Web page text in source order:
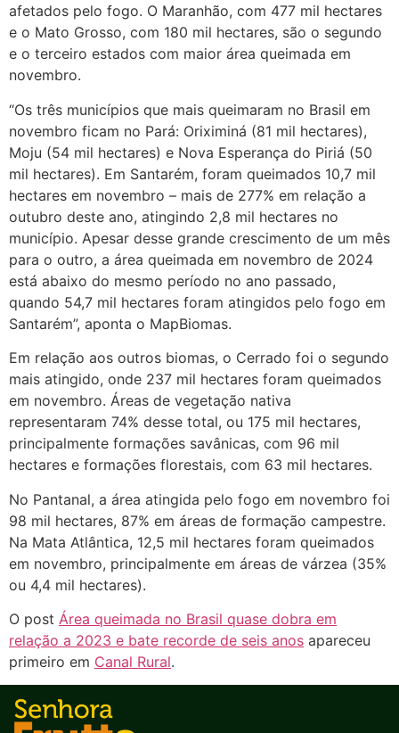
afetados pelo fogo. O Maranhão, com 477 mil hectares
e o Mato Grosso, com 180 mil hectares, são o segundo
e o terceiro estados com maior área queimada em
novembro.
“Os três municípios que mais queimaram no Brasil em
novembro ficam no Pará: Oriximiná (81 mil hectares),
Moju (54 mil hectares) e Nova Esperança do Piriá (50
mil hectares). Em Santarém, foram queimados 10,7 mil
hectares em novembro – mais de 277% em relação a
outubro deste ano, atingindo 2,8 mil hectares no
município. Apesar desse grande crescimento de um mês
para o outro, a área queimada em novembro de 2024
está abaixo do mesmo período no ano passado,
quando 54,7 mil hectares foram atingidos pelo fogo em
Santarém”, aponta o MapBiomas.
Em relação aos outros biomas, o Cerrado foi o segundo
mais atingido, onde 237 mil hectares foram queimados
em novembro. Áreas de vegetação nativa
representaram 74% desse total, ou 175 mil hectares,
principalmente formações savânicas, com 96 mil
hectares e formações florestais, com 63 mil hectares.
No Pantanal, a área atingida pelo fogo em novembro foi
98 mil hectares, 87% em áreas de formação campestre.
Na Mata Atlântica, 12,5 mil hectares foram queimados
em novembro, principalmente em áreas de várzea (35%
ou 4,4 mil hectares).
O post Área queimada no Brasil quase dobra em
relação a 2023 e bate recorde de seis anos apareceu
primeiro em Canal Rural.